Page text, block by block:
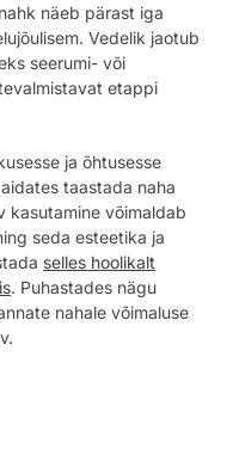
näeb pärast iga
Vedelik jaotub
seerumi- või
etappi
ja õhtusesse
taastada naha
kasutamine võimaldab
seda esteetika ja
selles hoolikalt
. Puhastades nägu
nahale võimaluse